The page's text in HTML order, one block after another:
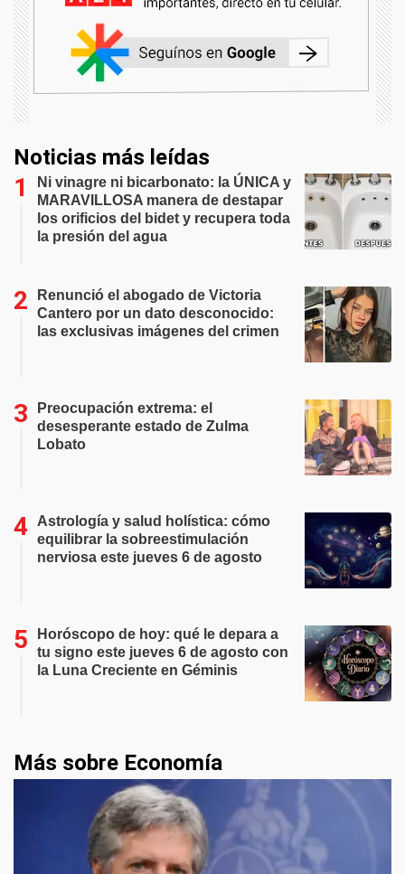
Noticias más leídas
Ni vinagre ni bicarbonato: la ÚNICA y
MARAVILLOSA manera de destapar
los orificios del bidet y recupera toda
la presión del agua
Renunció el abogado de Victoria
Cantero por un dato desconocido:
las exclusivas imágenes del crimen
Preocupación extrema: el
desesperante estado de Zulma
Lobato
Astrología y salud holística: cómo
equilibrar la sobreestimulación
nerviosa este jueves 6 de agosto
Horóscopo de hoy: qué le depara a
tu signo este jueves 6 de agosto con
la Luna Creciente en Géminis
Más sobre Economía